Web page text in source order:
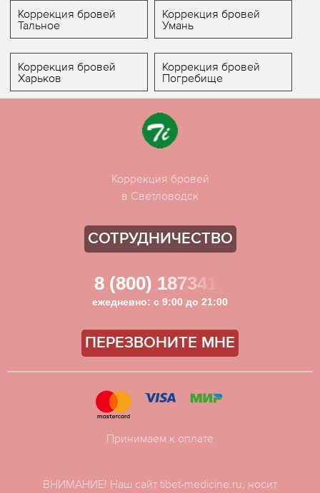
Коррекция бровей
Тальное
Коррекция бровей
Умань
Коррекция бровей
Харьков
Коррекция бровей
Погребище
Коррекция бровей
в Светловодск
СОТРУДНИЧЕСТВО
8 (800) 1873411
ежедневно: с 9:00 до 21:00
ПЕРЕЗВОНИТЕ МНЕ
ВНИМАНИЕ! Наш сайт tibet-medicine.ru, носит
Принимаем к оплате